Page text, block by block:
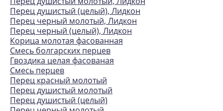
Перец душистый (целый), Лидкон
Перец черный молотый, Лидкон
Перец черный (целый), Лидкон
Корица молотая фасованная
Смесь болгарских перцев
Гвоздика целая фасованая
Смесь перцев
Перец красный молотый
Перец душистый молотый
Перец душистый (целый)